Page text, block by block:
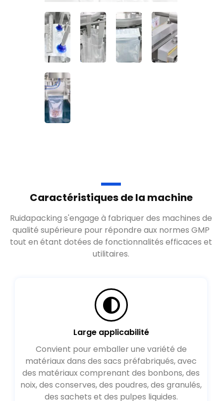
Caractéristiques de la machine
Ruidapacking s'engage à fabriquer des machines de
qualité supérieure pour répondre aux normes GMP
tout en étant dotées de fonctionnalités efficaces et
utilitaires.
Large applicabilité
Convient pour emballer une variété de
matériaux dans des sacs préfabriqués, avec
des matériaux comprenant des bonbons, des
noix, des conserves, des poudres, des granulés,
des sachets et des pulpes liquides.